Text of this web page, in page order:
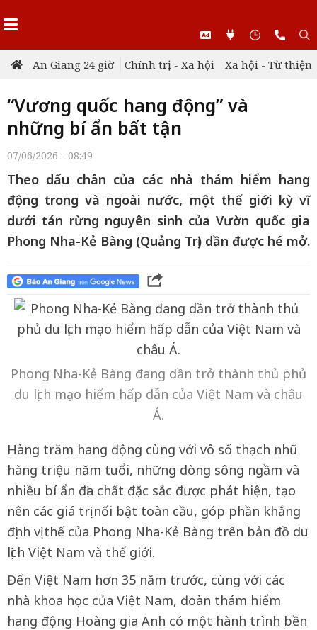
An Giang 24 giờ Chính trị - Xã hội Xã hội - Từ thiện
“Vương quốc hang động” và
những bí ẩn bất tận
07/06/2026 - 08:49
Theo dấu chân của các nhà thám hiểm hang
động trong và ngoài nước, một thế giới kỳ vĩ
dưới tán rừng nguyên sinh của Vườn quốc gia
Phong Nha-Kẻ Bàng (Quảng Trị) dần được hé mở.
Phong Nha-Kẻ Bàng đang dần trở thành thủ phủ
du lịch mạo hiểm hấp dẫn của Việt Nam và châu
Á.
Hàng trăm hang động cùng với vô số thạch nhũ
hàng triệu năm tuổi, những dòng sông ngầm và
nhiều bí ẩn địa chất đặc sắc được phát hiện, tạo
nên các giá trị nổi bật toàn cầu, góp phần khẳng
định vị thế của Phong Nha-Kẻ Bàng trên bản đồ du
lịch Việt Nam và thế giới.
Đến Việt Nam hơn 35 năm trước, cùng với các
nhà khoa học của Việt Nam, đoàn thám hiểm
hang động Hoàng gia Anh có một hành trình bền